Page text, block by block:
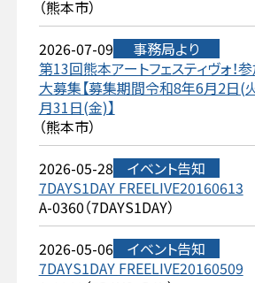
（熊本市）
2026-07-09
事務局より
第13回熊本アートフェスティヴォ！
大募集【募集期間令和8年6月2日(
月31日(金)】
（熊本市）
2026-05-28
イベント告知
7DAYS1DAY FREELIVE20160613
A-0360（7DAYS1DAY）
2026-05-06
イベント告知
7DAYS1DAY FREELIVE20160509